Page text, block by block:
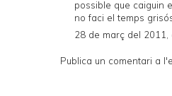
possible que caiguin
no faci el temps
28 de març del 2011,
Publica un comentari a